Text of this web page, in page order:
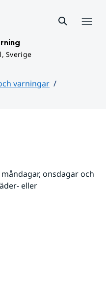
Sverige
varningar
onsdagar och
eller